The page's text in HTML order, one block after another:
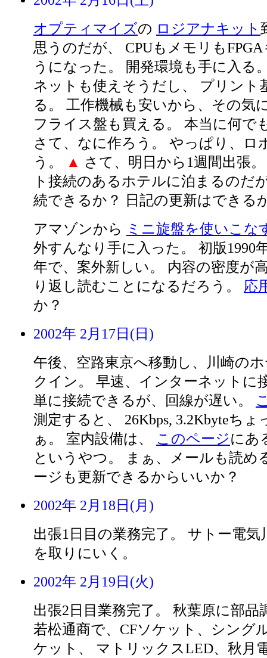
オプティマイズの ロジアナキット
思うのだが、 CPUもメモリも
うになった。 開発環境も手に入る
ネットも使えそうだし、 プリント
る。 工作機械も安いから、その気
フライス盤も買える。 本当に何で
さて、なに作ろう。 やっぱり、ロ
う。
▲ さて、明日から1週間出張
ト接続のあるホテルに泊まるのだ
続できるか？ 日記の更新はできる
アマゾンから
ミニ旋盤を使いこな
外すんなり手に入った。 初版1990
年で、案外新しい。 内容の密度が
り返し読むことになるだろう。 応
か？
2002年 2月17日(日)
午後、空路東京へ移動し、川崎の
クイン。 早速、インターネットに
単に接続できるが、回線が遅い。
測定すると、 26Kbps, 3.2Kbyteちょ
ぁ。 室内設備は、 このページにあ
というやつ。 まぁ、メールも読め
ージも更新できるからいいか？
2002年 2月18日(月)
出張1日目の業務完了。 サトー電気
を取りにいく。
2002年 2月19日(火)
出張2日目業務完了。 秋葉原に部品
若松通商で、CFソケット、シング
ケット、 マトリックスLED、秋月